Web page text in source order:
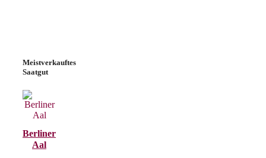
Meistverkauftes
Saatgut
Berliner
Aal